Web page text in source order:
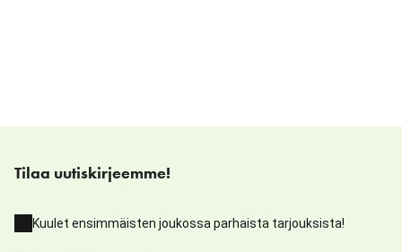
Tilaa uutiskirjeemme!
Kuulet ensimmäisten joukossa parhaista tarjouksista!